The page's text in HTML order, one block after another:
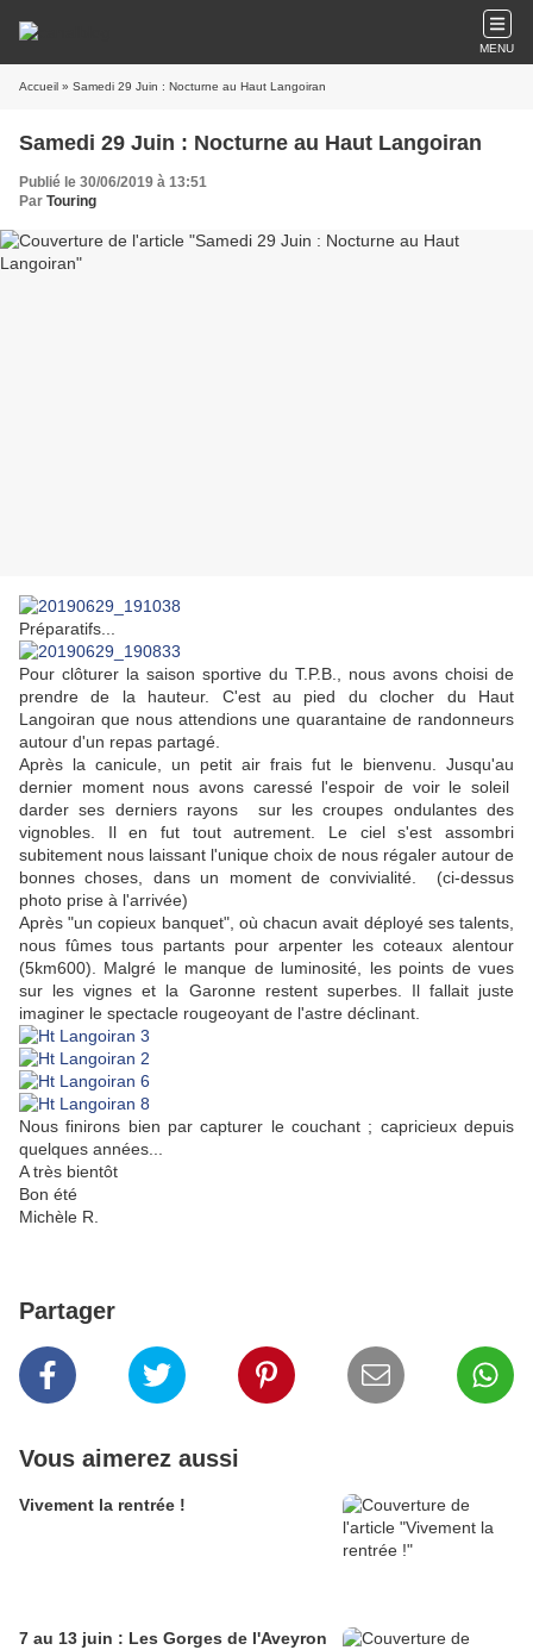
MENU
Accueil » Samedi 29 Juin : Nocturne au Haut Langoiran
Samedi 29 Juin : Nocturne au Haut Langoiran
Publié le 30/06/2019 à 13:51
Par Touring
Préparatifs...
Pour clôturer la saison sportive du T.P.B., nous avons choisi de
prendre de la hauteur. C'est au pied du clocher du Haut
Langoiran que nous attendions une quarantaine de randonneurs
autour d'un repas partagé.
Après la canicule, un petit air frais fut le bienvenu. Jusqu'au
dernier moment nous avons caressé l'espoir de voir le soleil
darder ses derniers rayons sur les croupes ondulantes des
vignobles. Il en fut tout autrement. Le ciel s'est assombri
subitement nous laissant l'unique choix de nous régaler autour de
bonnes choses, dans un moment de convivialité. (ci-dessus
photo prise à l'arrivée)
Après "un copieux banquet", où chacun avait déployé ses talents,
nous fûmes tous partants pour arpenter les coteaux alentour
(5km600). Malgré le manque de luminosité, les points de vues
sur les vignes et la Garonne restent superbes. Il fallait juste
imaginer le spectacle rougeoyant de l'astre déclinant.
Nous finirons bien par capturer le couchant ; capricieux depuis
quelques années...
A très bientôt
Bon été
Michèle R.
Partager
Vous aimerez aussi
Vivement la rentrée !
7 au 13 juin : Les Gorges de l'Aveyron